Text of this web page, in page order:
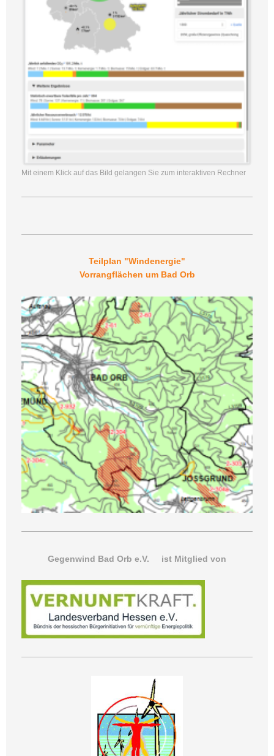
Mit einem Klick auf das Bild gelangen Sie zum interaktiven Rechner
Teilplan "Windenergie"
Vorrangflächen um Bad Orb
Gegenwind Bad Orb e.V. ist Mitglied von